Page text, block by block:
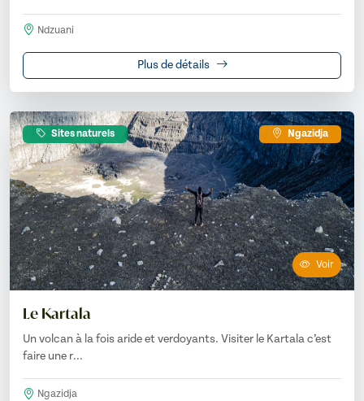
Ndzuani
Plus de détails
Sites naturels Ngazidja
Voir
Le Kartala
Un volcan à la fois aride et verdoyants. Visiter le Kartala c’est
faire une r...
Ngazidja